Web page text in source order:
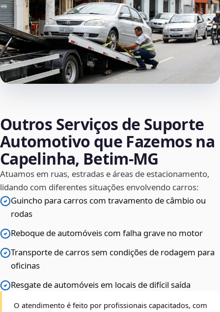
Outros Serviços de Suporte
Automotivo que Fazemos na
Capelinha, Betim‑MG
Atuamos em ruas, estradas e áreas de estacionamento,
lidando com diferentes situações envolvendo carros:
Guincho para carros com travamento de câmbio ou
rodas
Reboque de automóveis com falha grave no motor
Transporte de carros sem condições de rodagem para
oficinas
Resgate de automóveis em locais de difícil saída
O atendimento é feito por profissionais capacitados, com